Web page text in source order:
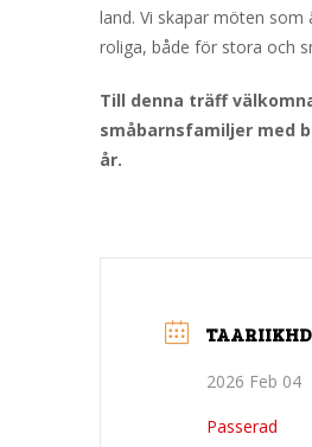
land. Vi skapar möten som
roliga, både för stora och
Till denna träff
småbarnsfamiljer med
år.
2026 Feb 04
Passerad